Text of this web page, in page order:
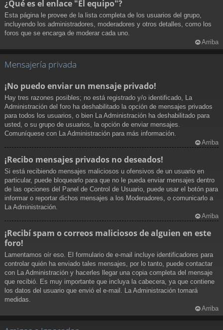
¿Qué es el enlace "El equipo"?
Esta página le provee de la lista completa de los usuarios del grupo,
incluyendo los administradores, moderadores y otros detalles, como los
foros que se encarga de moderar cada uno.
Arriba
Mensajería privada
¡No puedo enviar un mensaje privado!
Hay tres razones posibles; no está registrado y/o identificado, La
Administración del foro ha deshabilitado la opción de mensajes privados
para todos los usuarios, o bien La Administración ha deshabilitado para
usted, o su grupo de usuarios, la opción de enviar mensajes.
Comuníquese con La Administración para más información.
Arriba
¡Recibo mensajes privados no deseados!
Si está recibiendo mensajes maliciosos u ofensivos de un usuario en
particular, puede bloquearlo para que no le pueda enviar mensajes dentro
de las opciones del Panel de Control de Usuario, puede usar el botón para
informar o reportar dichos mensajes a los Moderadores, o comunicarlo a
La Administración.
Arriba
¡Recibí spam o correos maliciosos de alguien en este
foro!
Lamentamos oír eso. El formulario de e-mail incluye identificadores para
controlar quién ha enviado tales mensajes, por lo tanto, puede contactar
con La Administración y hacerles llegar una copia completa del mensaje
que recibió. Es muy importante que incluya la cabecera, ya que contiene
los datos del usuario que envió el e-mail. La Administración tomará
medidas.
Arriba